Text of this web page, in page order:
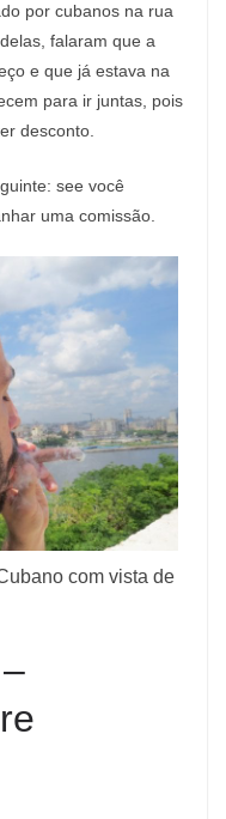
por cubanos na rua
falaram que a
e que já estava na
para ir juntas, pois
desconto.
see você
uma comissão.
com vista de